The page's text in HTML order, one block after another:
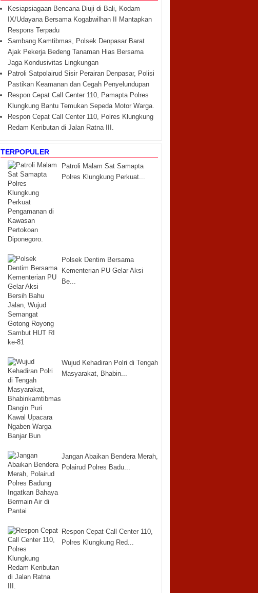
Kesiapsiagaan Bencana Diuji di Bali, Kodam
IX/Udayana Bersama Kogabwilhan II Mantapkan
Respons Terpadu
Sambang Kamtibmas, Polsek Denpasar Barat
Ajak Pekerja Bedeng Tanaman Hias Bersama
Jaga Kondusivitas Lingkungan
Patroli Satpolairud Sisir Perairan Denpasar, Polisi
Pastikan Keamanan dan Cegah Penyelundupan
Respon Cepat Call Center 110, Pamapta Polres
Klungkung Bantu Temukan Sepeda Motor Warga.
Respon Cepat Call Center 110, Polres Klungkung
Redam Keributan di Jalan Ratna III.
TERPOPULER
Patroli Malam Sat Samapta
Polres Klungkung Perkuat...
Polsek Dentim Bersama
Kementerian PU Gelar Aksi
Be...
Wujud Kehadiran Polri di Tengah
Masyarakat, Bhabin...
Jangan Abaikan Bendera Merah,
Polairud Polres Badu...
Respon Cepat Call Center 110,
Polres Klungkung Red...